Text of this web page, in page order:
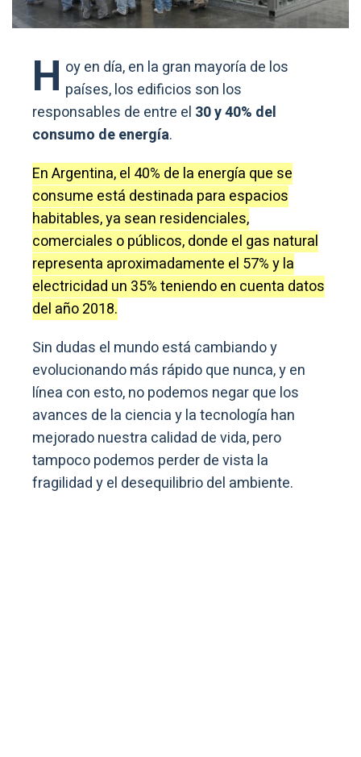
H oy en día, en la gran mayoría de los
países, los edificios son los
responsables de entre el 30 y 40% del
consumo de energía.
En Argentina, el 40% de la energía que se
consume está destinada para espacios
habitables, ya sean residenciales,
comerciales o públicos, donde el gas natural
representa aproximadamente el 57% y la
electricidad un 35% teniendo en cuenta datos
del año 2018.
Sin dudas el mundo está cambiando y
evolucionando más rápido que nunca, y en
línea con esto, no podemos negar que los
avances de la ciencia y la tecnología han
mejorado nuestra calidad de vida, pero
tampoco podemos perder de vista la
fragilidad y el desequilibrio del ambiente.